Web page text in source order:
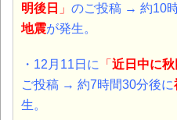
明後日 」 のご投稿 → 約10
地震が発生。
・12月11日に 「 近日中に秋
ご投稿 → 約7時間30分後に
生。